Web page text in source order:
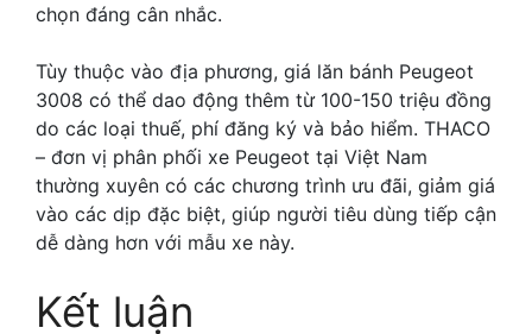
chọn đáng cân nhắc.
Tùy thuộc vào địa phương, giá lăn bánh Peugeot
3008 có thể dao động thêm từ 100-150 triệu đồng
do các loại thuế, phí đăng ký và bảo hiểm. THACO
– đơn vị phân phối xe Peugeot tại Việt Nam
thường xuyên có các chương trình ưu đãi, giảm giá
vào các dịp đặc biệt, giúp người tiêu dùng tiếp cận
dễ dàng hơn với mẫu xe này.
Kết luận